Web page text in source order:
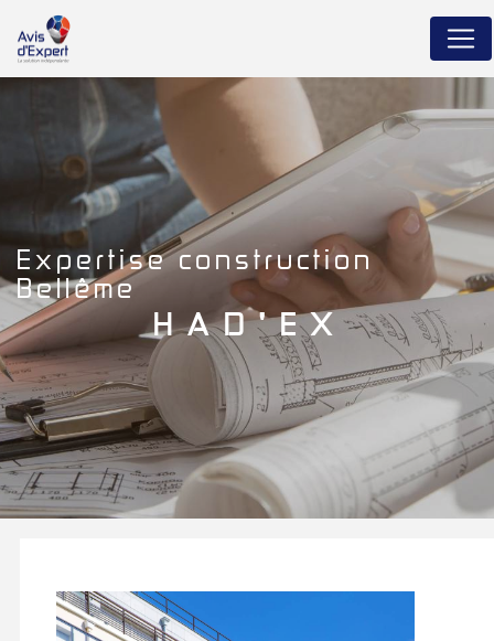
expertise construction
Bellême
HAD'EX
Panneau de gestion des cookies